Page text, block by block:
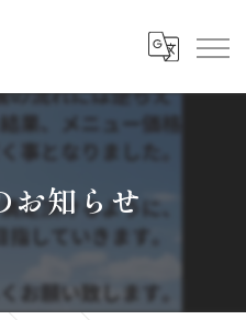
お知らせ